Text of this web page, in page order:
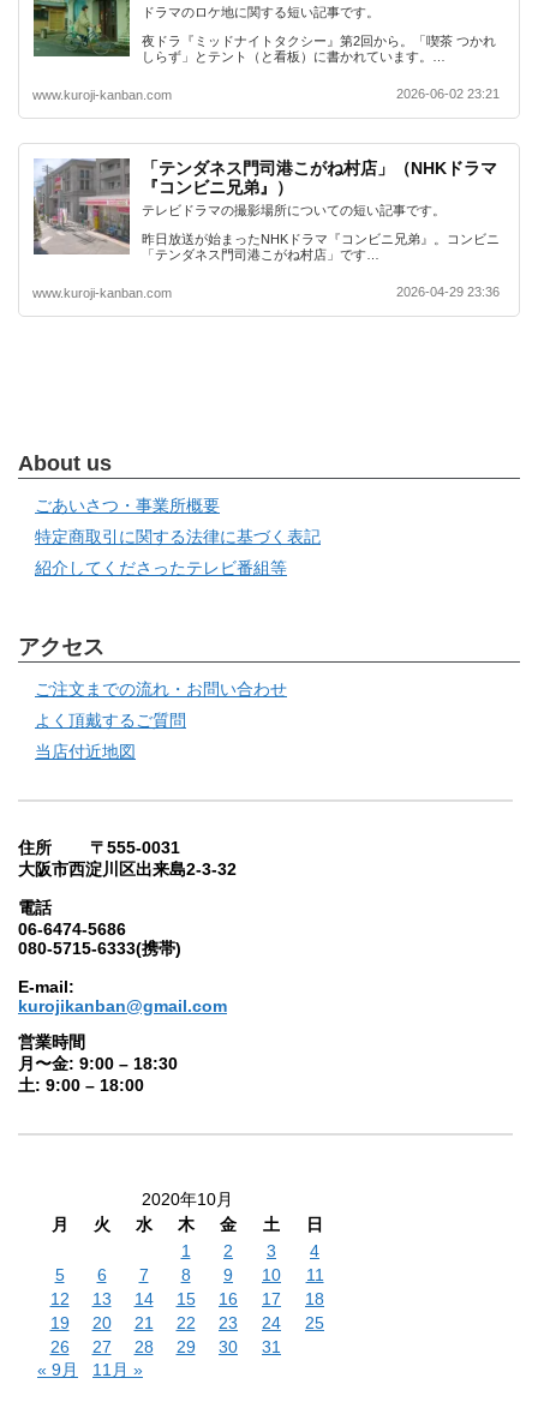
ドラマのロケ地に関する短い記事です。
夜ドラ『ミッドナイトタクシー』第2回から。「喫茶 つかれ
しらず」とテント（と看板）に書かれています。…
www.kuroji-kanban.com 2026-06-02 23:21
「テンダネス門司港こがね村店」（NHKドラマ
『コンビニ兄弟』）
テレビドラマの撮影場所についての短い記事です。
昨日放送が始まったNHKドラマ『コンビニ兄弟』。コンビニ
「テンダネス門司港こがね村店」です…
www.kuroji-kanban.com 2026-04-29 23:36
About us
ごあいさつ・事業所概要
特定商取引に関する法律に基づく表記
紹介してくださったテレビ番組等
アクセス
ご注文までの流れ・お問い合わせ
よく頂戴するご質問
当店付近地図
住所 〒555-0031
大阪市西淀川区出来島2-3-32
電話
06-6474-5686
080-5715-6333(携帯)
E-mail:
kurojikanban@gmail.com
営業時間
月〜金: 9:00 – 18:30
土: 9:00 – 18:00
2020年10月
月
火 水 木 金 土
日
1
2 3
4
5
6 7 8 9 10
11
12
13 14 15 16 17
18
19
20 21 22 23 24
25
26
27 28 29 30
31
« 9月
11月 »